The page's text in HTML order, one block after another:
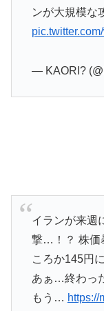
ンが大規模な
— KAORI?
イランが来週
撃…！？ 株価
ころか145円
あぁ…終わっ
もう… https://